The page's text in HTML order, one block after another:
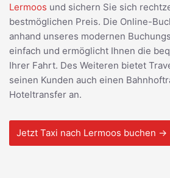
Lermoos und sichern Sie sich
bestmöglichen Preis. Die Online-
anhand unseres modernen
einfach und ermöglicht Ihnen die
Ihrer Fahrt. Des Weiteren bietet
seinen Kunden auch einen
Hoteltransfer an.
Jetzt Taxi nach Lermoos buchen →